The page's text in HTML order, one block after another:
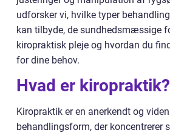
udforsker vi, hvilke typer
kan tilbyde, de sundhedsmæssige
kiropraktisk pleje og hvordan du
for dine behov.
Hvad er kiropraktik?
Kiropraktik er en anerkendt og
behandlingsform, der koncentrerer